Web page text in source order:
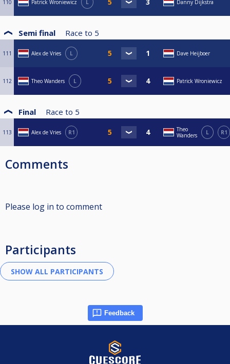
110 Patrick Wroniewicz L Danny Dijkstra
Semi final Race to 5
111 Alex de Vries L Dave Heijboer
112 Theo Wanders L Patrick Wroniewicz
Final Race to 5
113 Alex de Vries R1
Theo
Wanders
L R1
Comments
Please log in to comment
Participants
Feedback